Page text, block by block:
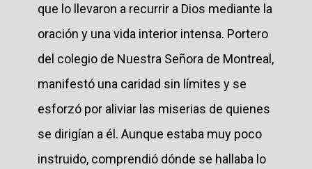
que lo llevaron a recurrir a Dios mediante la
oración y una vida interior intensa. Portero
del colegio de Nuestra Señora de Montreal,
manifestó una caridad sin límites y se
esforzó por aliviar las miserias de quienes
se dirigían a él. Aunque estaba muy poco
instruido, comprendió dónde se hallaba lo